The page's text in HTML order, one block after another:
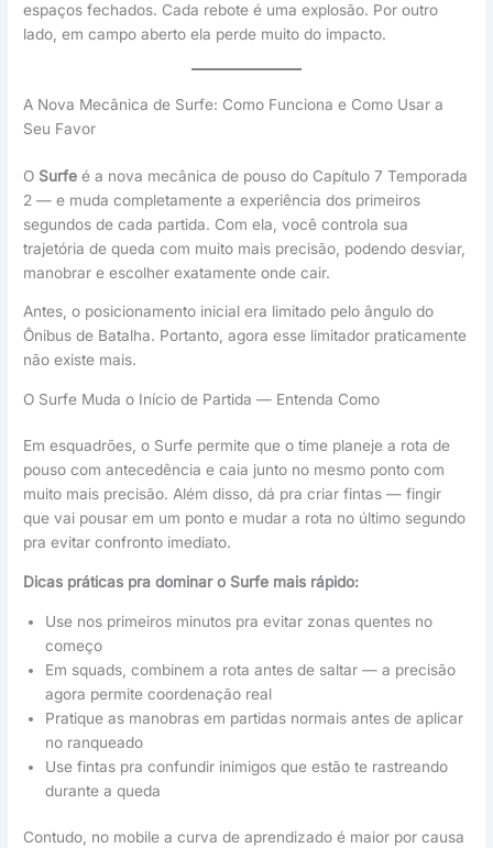
espaços fechados. Cada rebote é uma explosão. Por outro
lado, em campo aberto ela perde muito do impacto.
A Nova Mecânica de Surfe: Como Funciona e Como Usar a
Seu Favor
O Surfe é a nova mecânica de pouso do Capítulo 7 Temporada
2 — e muda completamente a experiência dos primeiros
segundos de cada partida. Com ela, você controla sua
trajetória de queda com muito mais precisão, podendo desviar,
manobrar e escolher exatamente onde cair.
Antes, o posicionamento inicial era limitado pelo ângulo do
Ônibus de Batalha. Portanto, agora esse limitador praticamente
não existe mais.
O Surfe Muda o Início de Partida — Entenda Como
Em esquadrões, o Surfe permite que o time planeje a rota de
pouso com antecedência e caia junto no mesmo ponto com
muito mais precisão. Além disso, dá pra criar fintas — fingir
que vai pousar em um ponto e mudar a rota no último segundo
pra evitar confronto imediato.
Dicas práticas pra dominar o Surfe mais rápido:
Use nos primeiros minutos pra evitar zonas quentes no
começo
Em squads, combinem a rota antes de saltar — a precisão
agora permite coordenação real
Pratique as manobras em partidas normais antes de aplicar
no ranqueado
Use fintas pra confundir inimigos que estão te rastreando
durante a queda
Contudo, no mobile a curva de aprendizado é maior por causa